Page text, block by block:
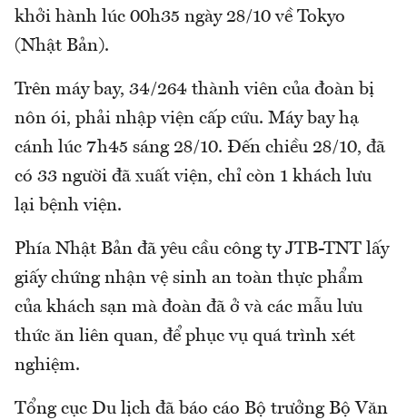
khởi hành lúc 00h35 ngày 28/10 về Tokyo
(Nhật Bản).
Trên máy bay, 34/264 thành viên của đoàn bị
nôn ói, phải nhập viện cấp cứu. Máy bay hạ
cánh lúc 7h45 sáng 28/10. Đến chiều 28/10, đã
có 33 người đã xuất viện, chỉ còn 1 khách lưu
lại bệnh viện.
Phía Nhật Bản đã yêu cầu công ty JTB-TNT lấy
giấy chứng nhận vệ sinh an toàn thực phẩm
của khách sạn mà đoàn đã ở và các mẫu lưu
thức ăn liên quan, để phục vụ quá trình xét
nghiệm.
Tổng cục Du lịch đã báo cáo Bộ trưởng Bộ Văn